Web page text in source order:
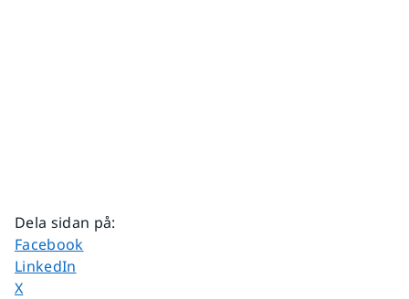
Dela sidan på:
Dela sidan på
Facebook
Dela sidan på
LinkedIn
Dela sidan på
X